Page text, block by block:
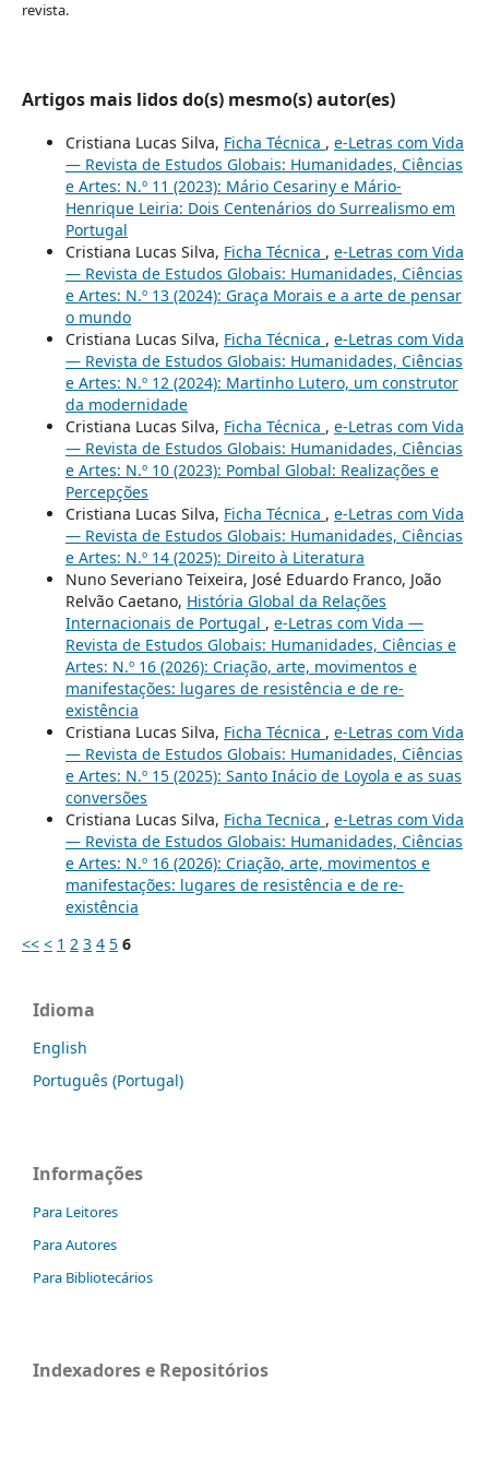
revista.
Artigos mais lidos do(s) mesmo(s) autor(es)
Cristiana Lucas Silva, Ficha Técnica , e-Letras com Vida
— Revista de Estudos Globais: Humanidades, Ciências
e Artes: N.º 11 (2023): Mário Cesariny e Mário-
Henrique Leiria: Dois Centenários do Surrealismo em
Portugal
Cristiana Lucas Silva, Ficha Técnica , e-Letras com Vida
— Revista de Estudos Globais: Humanidades, Ciências
e Artes: N.º 13 (2024): Graça Morais e a arte de pensar
o mundo
Cristiana Lucas Silva, Ficha Técnica , e-Letras com Vida
— Revista de Estudos Globais: Humanidades, Ciências
e Artes: N.º 12 (2024): Martinho Lutero, um construtor
da modernidade
Cristiana Lucas Silva, Ficha Técnica , e-Letras com Vida
— Revista de Estudos Globais: Humanidades, Ciências
e Artes: N.º 10 (2023): Pombal Global: Realizações e
Percepções
Cristiana Lucas Silva, Ficha Técnica , e-Letras com Vida
— Revista de Estudos Globais: Humanidades, Ciências
e Artes: N.º 14 (2025): Direito à Literatura
Nuno Severiano Teixeira, José Eduardo Franco, João
Relvão Caetano, História Global da Relações
Internacionais de Portugal , e-Letras com Vida —
Revista de Estudos Globais: Humanidades, Ciências e
Artes: N.º 16 (2026): Criação, arte, movimentos e
manifestações: lugares de resistência e de re-
existência
Cristiana Lucas Silva, Ficha Técnica , e-Letras com Vida
— Revista de Estudos Globais: Humanidades, Ciências
e Artes: N.º 15 (2025): Santo Inácio de Loyola e as suas
conversões
Cristiana Lucas Silva, Ficha Tecnica , e-Letras com Vida
— Revista de Estudos Globais: Humanidades, Ciências
e Artes: N.º 16 (2026): Criação, arte, movimentos e
manifestações: lugares de resistência e de re-
existência
<< < 1 2 3 4 5 6
Idioma
English
Português (Portugal)
Informações
Para Leitores
Para Autores
Para Bibliotecários
Indexadores e Repositórios